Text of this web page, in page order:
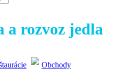
a rozvoz jedla
Obchody